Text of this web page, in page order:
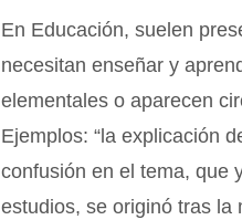
En Educación, suelen
necesitan enseñar y
elementales o aparecen
Ejemplos: “la explicación
confusión en el tema, que
estudios, se originó tras la